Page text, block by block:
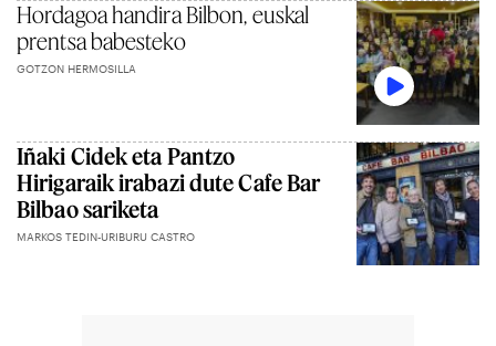
Hordagoa handira Bilbon, euskal
prentsa babesteko
GOTZON HERMOSILLA
Iñaki Cidek eta Pantzo
Hirigaraik irabazi dute Cafe Bar
Bilbao sariketa
MARKOS TEDIN-URIBURU CASTRO